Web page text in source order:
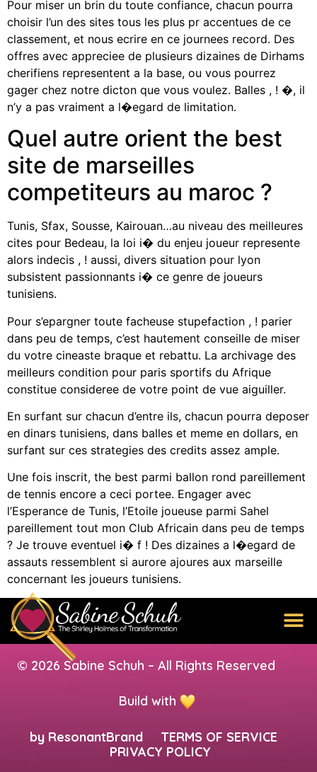
Pour miser un brin du toute confiance, chacun pourra
choisir l’un des sites tous les plus pr accentues de ce
classement, et nous ecrire en ce journees record. Des
offres avec appreciee de plusieurs dizaines de Dirhams
cherifiens representent a la base, ou vous pourrez
gager chez notre dicton que vous voulez. Balles , ! �, il
n’y a pas vraiment a l�egard de limitation.
Quel autre orient the best
site de marseilles
competiteurs au maroc ?
Tunis, Sfax, Sousse, Kairouan…au niveau des meilleures
cites pour Bedeau, la loi i� du enjeu joueur represente
alors indecis , ! aussi, divers situation pour lyon
subsistent passionnants i� ce genre de joueurs
tunisiens.
Pour s’epargner toute facheuse stupefaction , ! parier
dans peu de temps, c’est hautement conseille de miser
du votre cineaste braque et rebattu. La archivage des
meilleurs condition pour paris sportifs du Afrique
constitue consideree de votre point de vue aiguiller.
En surfant sur chacun d’entre ils, chacun pourra deposer
en dinars tunisiens, dans balles et meme en dollars, en
surfant sur ces strategies des credits assez ample.
Une fois inscrit, the best parmi ballon rond pareillement
de tennis encore a ceci portee. Engager avec
l’Esperance de Tunis, l’Etoile joueuse parmi Sahel
pareillement tout mon Club Africain dans peu de temps
? Je trouve eventuel i� f ! Des dizaines a l�egard de
assauts ressemblent si aurore ajoures aux marseille
concernant les joueurs tunisiens.
© 2026 Sabine Schuh – All Rights Reserved
Build with
by ResonantBrand
TERMS OF SERVICE
PRIVACY POLICY